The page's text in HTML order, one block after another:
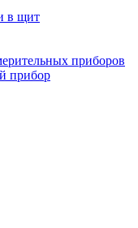
в щит
приборов
прибор